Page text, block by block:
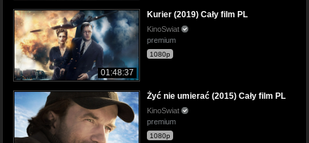
01:48:37
Kurier (2019) Cały film PL
KinoSwiat
premium
1080p
Żyć nie umierać (2015) Cały film PL
KinoSwiat
premium
1080p